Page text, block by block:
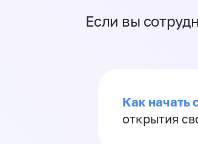
Если вы
Как начать
открытия